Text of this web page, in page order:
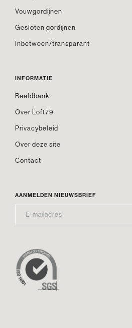
Vouwgordijnen
Gesloten gordijnen
Inbetween/transparant
INFORMATIE
Beeldbank
Over Loft79
Privacybeleid
Over deze site
Contact
AANMELDEN NIEUWSBRIEF
MAILADRES*